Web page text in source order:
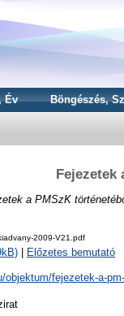
Év Böngészés,
Fejezetek
a PMSzK
2009-V21.pdf
Előzetes bemutató
objektum/fejezetek-a-